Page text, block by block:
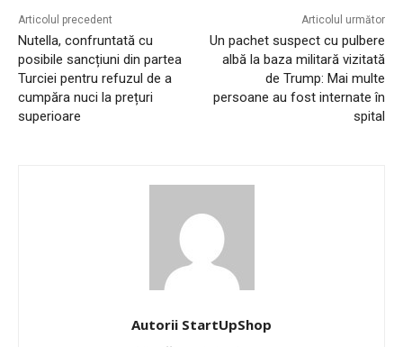
Articolul precedent
Nutella, confruntată cu
posibile sancțiuni din partea
Turciei pentru refuzul de a
cumpăra nuci la prețuri
superioare
Articolul următor
Un pachet suspect cu pulbere
albă la baza militară vizitată
de Trump: Mai multe
persoane au fost internate în
spital
Autorii StartUpShop